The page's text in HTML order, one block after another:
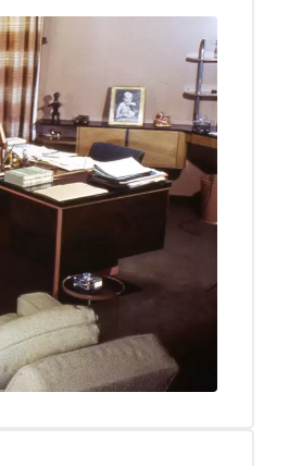
решения и
«заглянула» в
особенностей,